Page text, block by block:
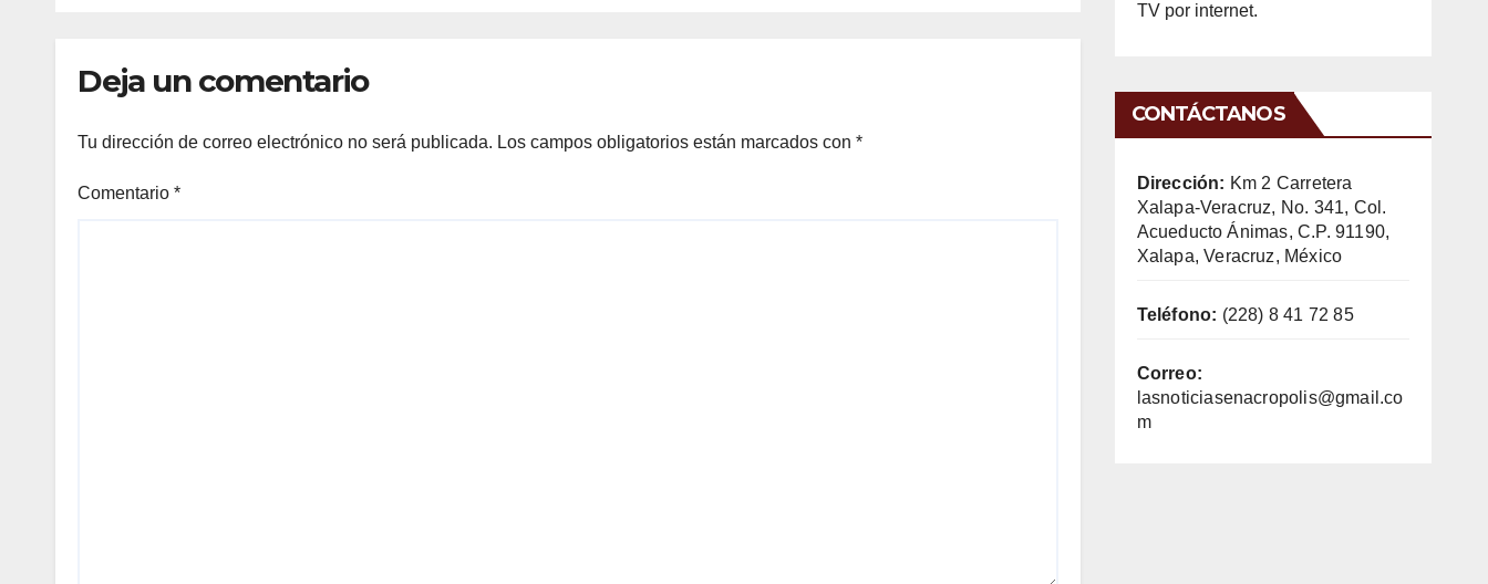
Deja un comentario
Tu dirección de correo electrónico no será publicada. Los campos obligatorios están marcados con *
Comentario *
TV por internet.
CONTÁCTANOS
Dirección: Km 2 Carretera
Xalapa-Veracruz, No. 341, Col.
Acueducto Ánimas, C.P. 91190,
Xalapa, Veracruz, México
Teléfono: (228) 8 41 72 85
Correo:
lasnoticiasenacropolis@gmail.co
m